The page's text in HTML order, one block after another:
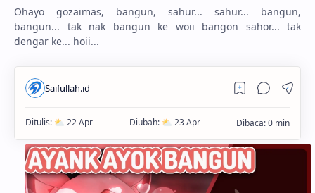
Ohayo gozaimas, bangun, sahur... sahur... bangun,
bangun... tak nak bangun ke woii bangon sahor... tak
dengar ke... hoii...